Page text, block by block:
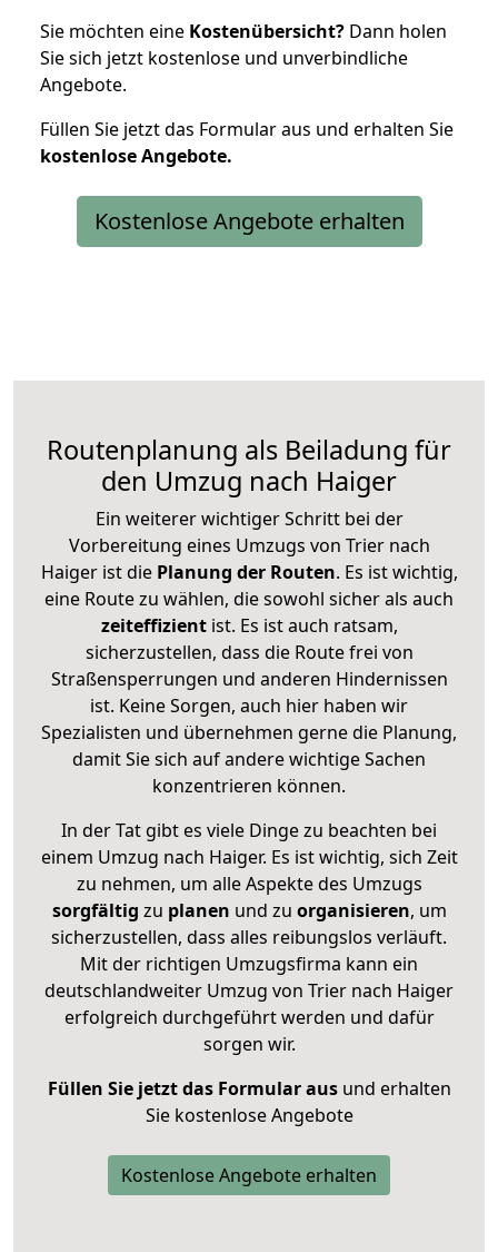
Sie möchten eine Kostenübersicht? Dann holen
Sie sich jetzt kostenlose und unverbindliche
Angebote.
Füllen Sie jetzt das Formular aus und erhalten Sie
kostenloseAngebote.
Kostenlose Angebote erhalten
Routenplanung als Beiladung für
den Umzug nach Haiger
Ein weiterer wichtiger Schritt bei der
Vorbereitung eines Umzugs von Trier nach
Haiger ist diePlanung der Routen. Es ist wichtig,
eine Route zu wählen, die sowohl sicher als auch
zeiteffizientist. Es ist auch ratsam,
sicherzustellen, dass die Route frei von
Straßensperrungen und anderen Hindernissen
ist. Keine Sorgen, auch hier haben wir
Spezialisten und übernehmen gerne die Planung,
damit Sie sich auf andere wichtige Sachen
konzentrieren können.
In der Tat gibt es viele Dinge zu beachten bei
einem Umzug nach Haiger. Es ist wichtig, sich Zeit
zu nehmen, um alle Aspekte des Umzugs
sorgfältig zu planen und zu organisieren, um
sicherzustellen, dass alles reibungslos verläuft.
Mit der richtigen Umzugsfirma kann ein
deutschlandweiter Umzug von Trier nach Haiger
erfolgreich durchgeführt werden und dafür
sorgen wir.
Füllen Sie jetzt das Formular ausund erhalten
Sie kostenlose Angebote
Kostenlose Angebote erhalten